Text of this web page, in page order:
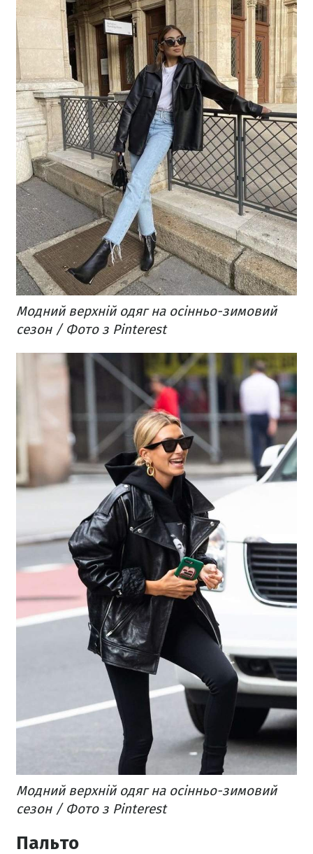
Модний верхній одяг на осінньо-зимовий
сезон / Фото з Pinterest
Модний верхній одяг на осінньо-зимовий
сезон / Фото з Pinterest
Пальто